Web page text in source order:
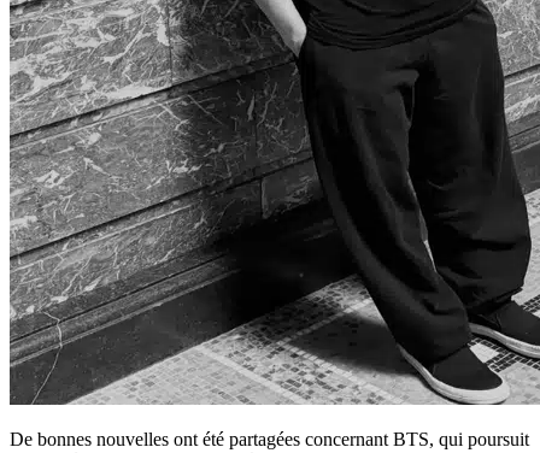
De bonnes nouvelles ont été partagées concernant BTS, qui poursuit